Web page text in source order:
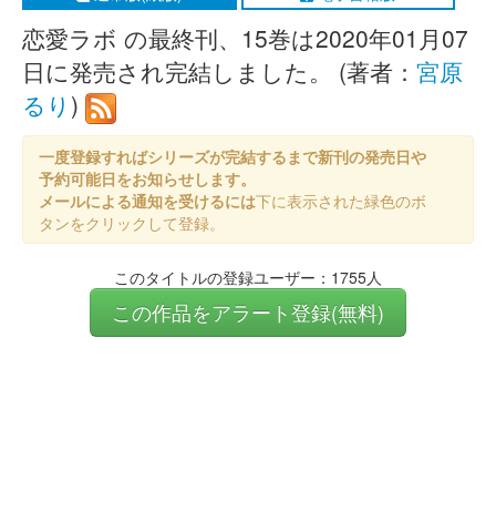
恋愛ラボ の最終刊、15巻は2020年01月07
日に発売され完結しました。 (著者： 宮原
るり )
一度登録すればシリーズが完結するまで新刊の発売日や
予約可能日をお知らせします。
メールによる通知を受けるには下に表示された緑色のボ
タンをクリックして登録。
このタイトルの登録ユーザー：1755人
この作品をアラート登録(無料)